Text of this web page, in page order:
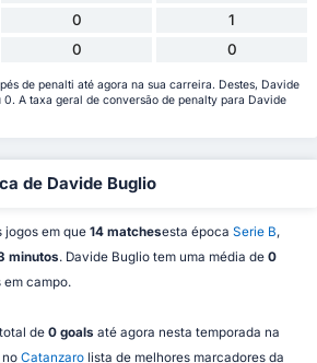
0 1
0 0
de penalti até agora na sua carreira. Destes, Davide
0. A taxa geral de conversão de penalty para Davide
de Davide Buglio
jogos em que 14 matchesesta época Serie B,
minutos. Davide Buglio tem uma média de 0
em campo.
de 0 goals até agora nesta temporada na
no Catanzarolista de melhores marcadores da